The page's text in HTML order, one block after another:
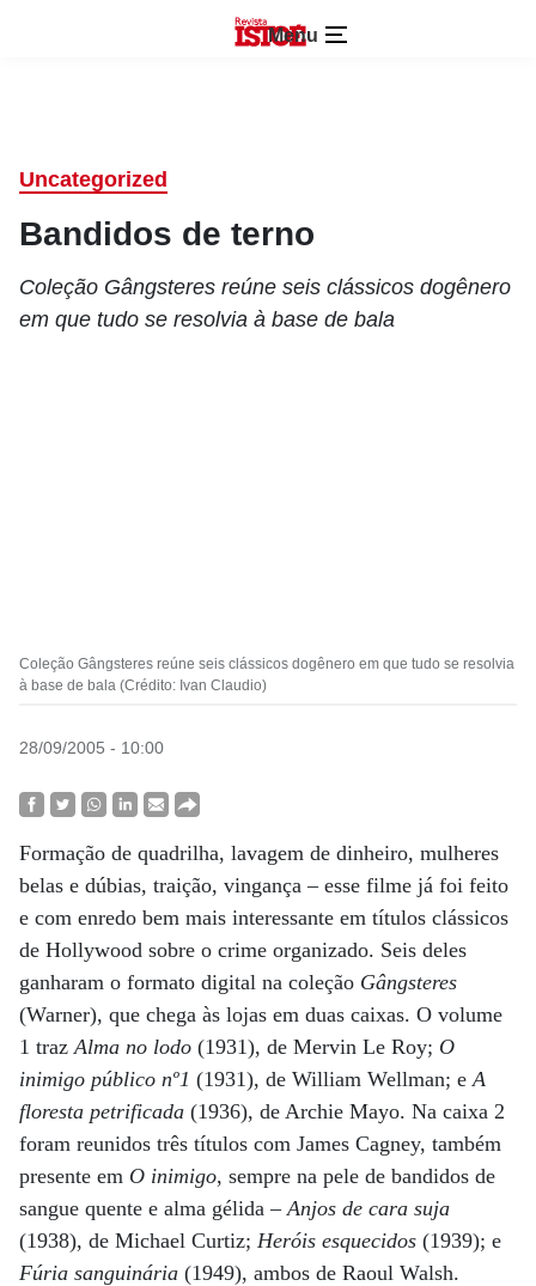
Menu
Uncategorized
Bandidos de terno
Coleção Gângsteres reúne seis clássicos dogênero
em que tudo se resolvia à base de bala
Coleção Gângsteres reúne seis clássicos dogênero em que tudo se resolvia
à base de bala (Crédito: Ivan Claudio)
28/09/2005 - 10:00
Formação de quadrilha, lavagem de dinheiro, mulheres
belas e dúbias, traição, vingança – esse filme já foi feito
e com enredo bem mais interessante em títulos clássicos
de Hollywood sobre o crime organizado. Seis deles
ganharam o formato digital na coleção Gângsteres
(Warner), que chega às lojas em duas caixas. O volume
1 trazAlma no lodo (1931), de Mervin Le Roy; O
inimigo público nº1 (1931), de William Wellman; eA
floresta petrificada (1936), de Archie Mayo. Na caixa 2
foram reunidos três títulos com James Cagney, também
presente em O inimigo, sempre na pele de bandidos de
sangue quente e alma gélida –Anjos de cara suja
(1938), de Michael Curtiz; Heróis esquecidos (1939); e
Fúria sanguinária (1949), ambos de Raoul Walsh.